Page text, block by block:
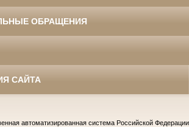
ОБРАЩЕНИЯ
САЙТА
автоматизированная система Российской